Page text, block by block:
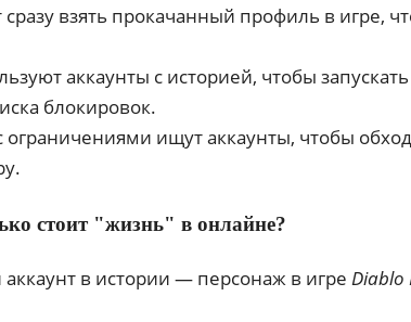
взять прокачанный профиль в игре,
аккаунты с историей, чтобы запускать
блокировок.
ограничениями ищут аккаунты, чтобы
стоит "жизнь" в онлайне?
в истории — персонаж в игре Diablo